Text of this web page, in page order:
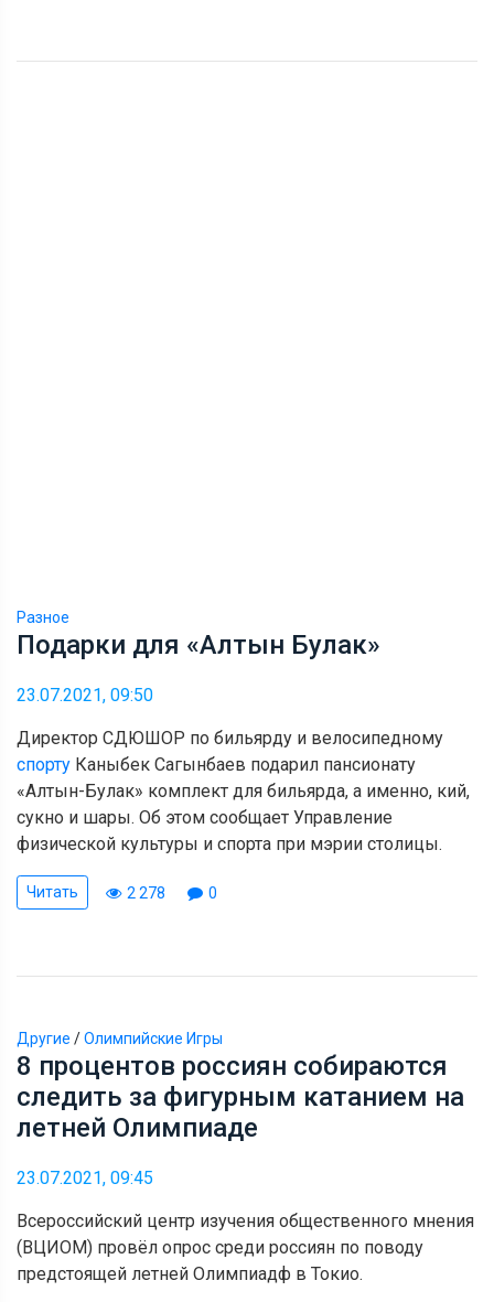
Разное
Подарки для «Алтын Булак»
23.07.2021, 09:50
Директор СДЮШОР по бильярду и велосипедному
спорту Каныбек Сагынбаев подарил пансионату
«Алтын-Булак» комплект для бильярда, а именно, кий,
сукно и шары. Об этом сообщает Управление
физической культуры и спорта при мэрии столицы.
Читать 2 278 0
Другие /Олимпийские Игры
8 процентов россиян собираются
следить за фигурным катанием на
летней Олимпиаде
23.07.2021, 09:45
Всероссийский центр изучения общественного мнения
(ВЦИОМ) провёл опрос среди россиян по поводу
предстоящей летней Олимпиадф в Токио.